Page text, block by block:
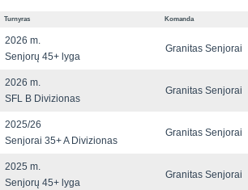
Turnyras Komanda
2026 m.
Senjorų 45+ lyga
Granitas Senjorai
2026 m.
SFL B Divizionas
Granitas Senjorai
2025/26
Senjorai 35+ A Divizionas
Granitas Senjorai
2025 m.
Senjorų 45+ lyga
Granitas Senjorai